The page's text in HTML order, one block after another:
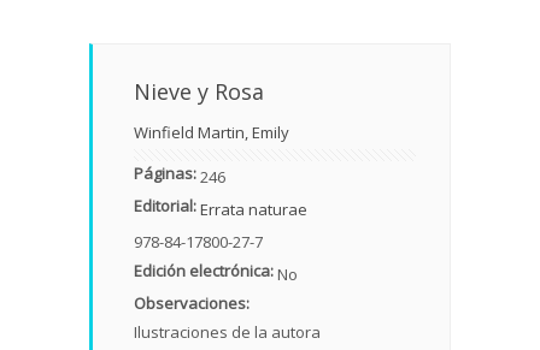
Nieve y Rosa
Winfield Martin, Emily
Páginas:246
Editorial:Errata naturae
978-84-17800-27-7
Edición electrónica:No
Observaciones:
Ilustraciones de la autora